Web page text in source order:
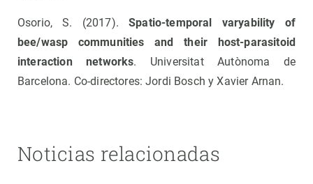
Osorio, S. (2017).Spatio-temporal varyability of
bee/wasp communities and their host-parasitoid
interaction networks. Universitat Autònoma de
Barcelona. Co-directores: Jordi Bosch y Xavier Arnan.
Noticias relacionadas